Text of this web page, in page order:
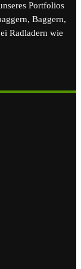
Portfolios
Baggern,
Radladern wie